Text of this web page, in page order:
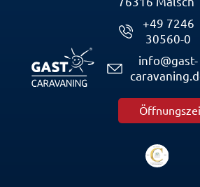
+49 7246
30560-0
info@gast-